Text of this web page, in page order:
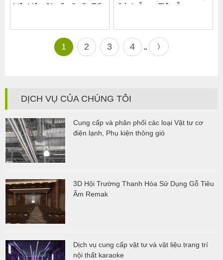
Vật Liệu Chuẩn Quốc Tế
Cách Âm – Tiêu Âm –...
1 2 3 4 ..
DỊCH VỤ CỦA CHÚNG TÔI
Cung cấp và phân phối các loại Vật tư cơ
điện lạnh, Phụ kiện thông gió
3D Hội Trường Thanh Hóa Sử Dụng Gỗ Tiêu
Âm Remak
Dịch vụ cung cấp vật tư và vật liệu trang trí
nội thất karaoke